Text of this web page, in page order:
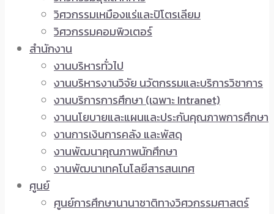
วิศวกรรมเหมืองแร่และปิโตรเลียม
วิศวกรรมคอมพิวเตอร์
สำนักงาน
งานบริหารทั่วไป
งานบริหารงานวิจัย นวัตกรรมและบริการวิชาการ
งานบริการการศึกษา (เฉพาะ Intranet)
งานนโยบายและแผนและประกันคุณภาพการศึกษา
งานการเงินการคลัง และพัสดุ
งานพัฒนาคุณภาพนักศึกษา
งานพัฒนาเทคโนโลยีสารสนเทศ
ศูนย์
ศูนย์การศึกษานานาชาติทางวิศวกรรมศาสตร์